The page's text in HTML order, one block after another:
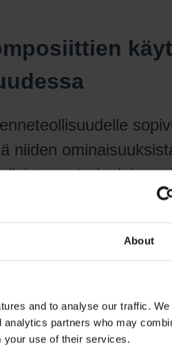
About
and to analyse our traffic.
partners who may
your use of their services.
niiden
materiaaleista